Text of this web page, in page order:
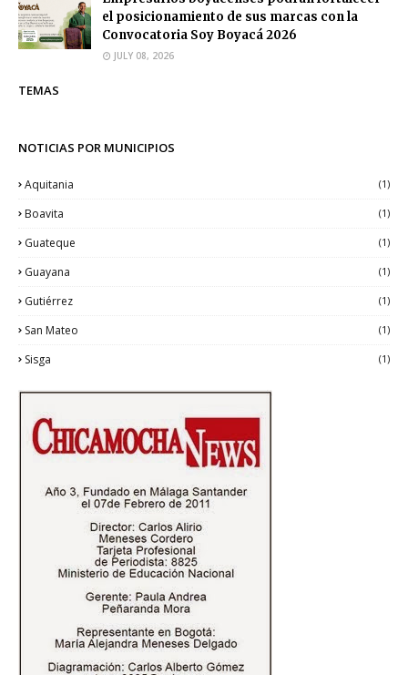
el posicionamiento de sus marcas con la
Convocatoria Soy Boyacá 2026
JULY 08, 2026
TEMAS
NOTICIAS POR MUNICIPIOS
Aquitania (1)
Boavita (1)
Guateque (1)
Guayana (1)
Gutiérrez (1)
San Mateo (1)
Sisga (1)